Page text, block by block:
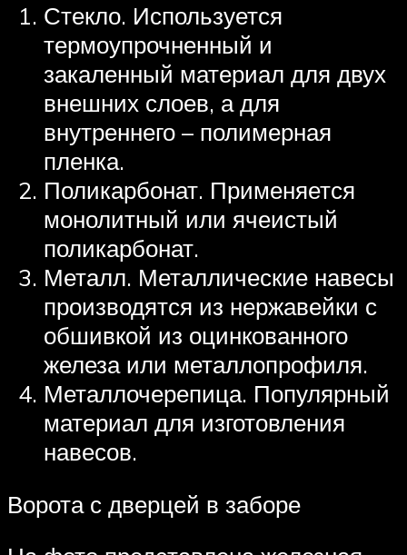
Стекло. Используется
термоупрочненный и
закаленный материал для двух
внешних слоев, а для
внутреннего – полимерная
пленка.
Поликарбонат. Применяется
монолитный или ячеистый
поликарбонат.
Металл. Металлические навесы
производятся из нержавейки с
обшивкой из оцинкованного
железа или металлопрофиля.
Металлочерепица. Популярный
материал для изготовления
навесов.
Ворота с дверцей в заборе